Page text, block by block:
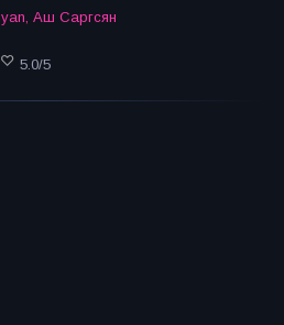
Аш Саргсян
5.0/5